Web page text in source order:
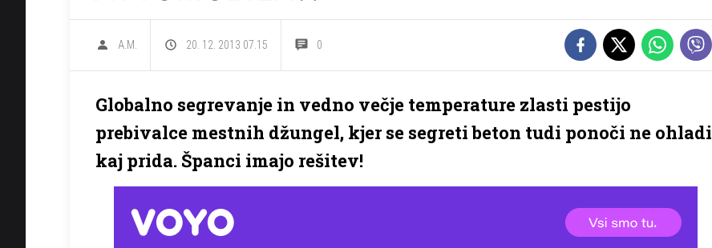
A.M. 20. 12. 2013 07.15 0
Globalno segrevanje in vedno večje temperature zlasti pestijo
prebivalce mestnih džungel, kjer se segreti beton tudi ponoči ne ohladi
kaj prida. Španci imajo rešitev!